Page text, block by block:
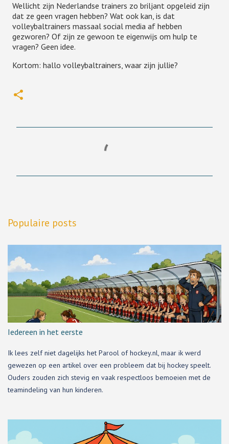
Wellicht zijn Nederlandse trainers zo briljant opgeleid zijn
dat ze geen vragen hebben? Wat ook kan, is dat
volleybaltrainers massaal social media af hebben
gezworen? Of zijn ze gewoon te eigenwijs om hulp te
vragen? Geen idee.
Kortom: hallo volleybaltrainers, waar zijn jullie?
e
s
Populaire posts
Iedereen in het eerste
Ik lees zelf niet dagelijks het Parool of hockey.nl, maar ik werd
gewezen op een artikel over een probleem dat bij hockey speelt.
Ouders zouden zich stevig en vaak respectloos bemoeien met de
teamindeling van hun kinderen.